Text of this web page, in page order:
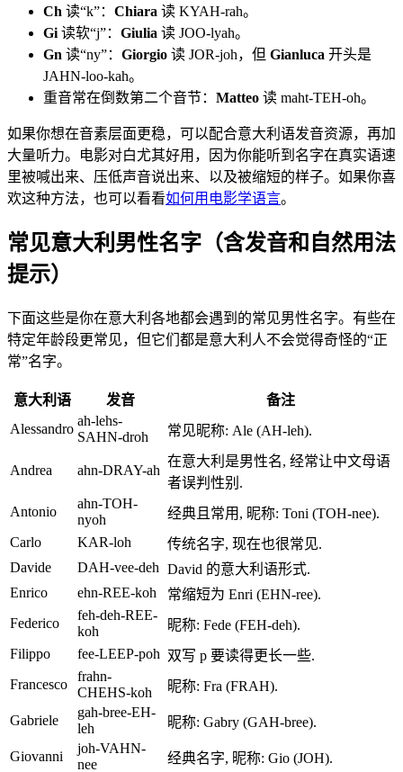
Ch 读“k”： Chiara 读 KYAH-rah。
Gi 读软“j”： Giulia 读 JOO-lyah。
Gn 读“ny”： Giorgio 读 JOR-joh，但 Gianluca 开头是
JAHN-loo-kah。
重音常在倒数第二个音节： Matteo 读 maht-TEH-oh。
如果你想在音素层面更稳，可以配合意大利语发音资源，再加
大量听力。电影对白尤其好用，因为你能听到名字在真实语速
里被喊出来、压低声音说出来、以及被缩短的样子。如果你喜
欢这种方法，也可以看看如何用电影学语言。
常见意大利男性名字（含发音和自然用法
提示）
下面这些是你在意大利各地都会遇到的常见男性名字。有些在
特定年龄段更常见，但它们都是意大利人不会觉得奇怪的“正
常”名字。
意大利语 发音
备注
Alessandro
ah-lehs-
SAHN-droh
常见昵称: Ale (AH-leh).
Andrea ahn-DRAY-ah
在意大利是男性名, 经常让中文母语
者误判性别.
Antonio
ahn-TOH-
nyoh
经典且常用, 昵称: Toni (TOH-nee).
Carlo
KAR-loh
传统名字, 现在也很常见.
Davide
DAH-vee-deh David 的意大利语形式.
Enrico
ehn-REE-koh
常缩短为 Enri (EHN-ree).
Federico
feh-deh-REE-
koh
昵称: Fede (FEH-deh).
Filippo
fee-LEEP-poh 双写 p 要读得更长一些.
Francesco
frahn-
CHEHS-koh
昵称: Fra (FRAH).
Gabriele
gah-bree-EH-
leh
昵称: Gabry (GAH-bree).
Giovanni
joh-VAHN-
nee
经典名字, 昵称: Gio (JOH).